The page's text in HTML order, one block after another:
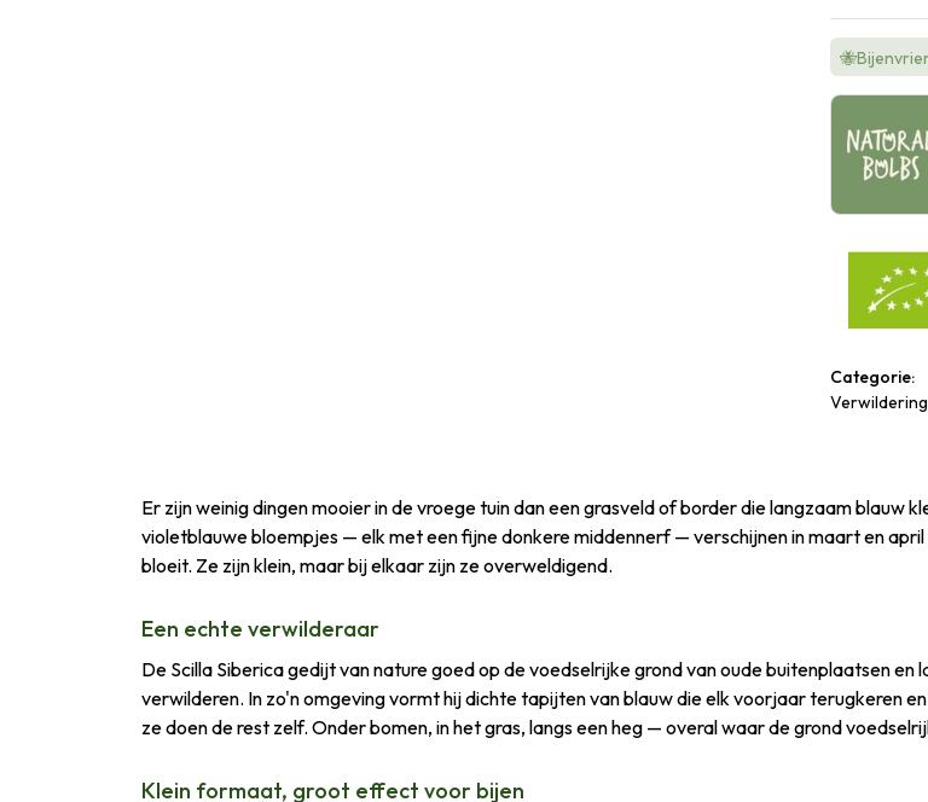
Categorie:
Er zijn weinig dingen mooier in de vroege tuin dan een grasveld of border die langzaam blauw
violetblauwe bloempjes — elk met een fijne donkere middennerf — verschijnen in maart en
bloeit. Ze zijn klein, maar bij elkaar zijn ze overweldigend.
Een echte verwilderaar
De Scilla Siberica gedijt van nature goed op de voedselrijke grond van oude buitenplaatsen
verwilderen. In zo'n omgeving vormt hij dichte tapijten van blauw die elk voorjaar terugkeren
ze doen de rest zelf. Onder bomen, in het gras, langs een heg — overal waar de grond
Klein formaat, groot effect voor bijen